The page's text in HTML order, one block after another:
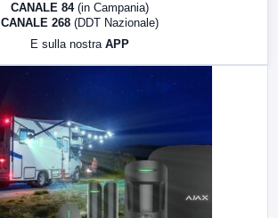
CANALE 84 (in Campania)
CANALE 268 (DDT Nazionale)
E sulla nostra APP